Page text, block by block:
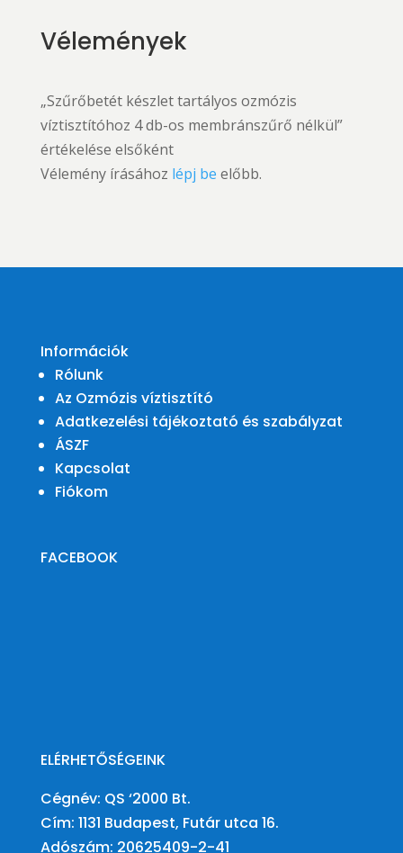
Vélemények
„Szűrőbetét készlet tartályos ozmózis
víztisztítóhoz 4 db-os membránszűrő nélkül”
értékelése elsőként
Vélemény írásához lépj be előbb.
Információk
Rólunk
Az Ozmózis víztisztító
Adatkezelési tájékoztató és szabályzat
ÁSZF
Kapcsolat
Fiókom
FACEBOOK
ELÉRHETŐSÉGEINK
Cégnév: QS ‘2000 Bt.
Cím: 1131 Budapest, Futár utca 16.
Adószám: 20625409-2-41